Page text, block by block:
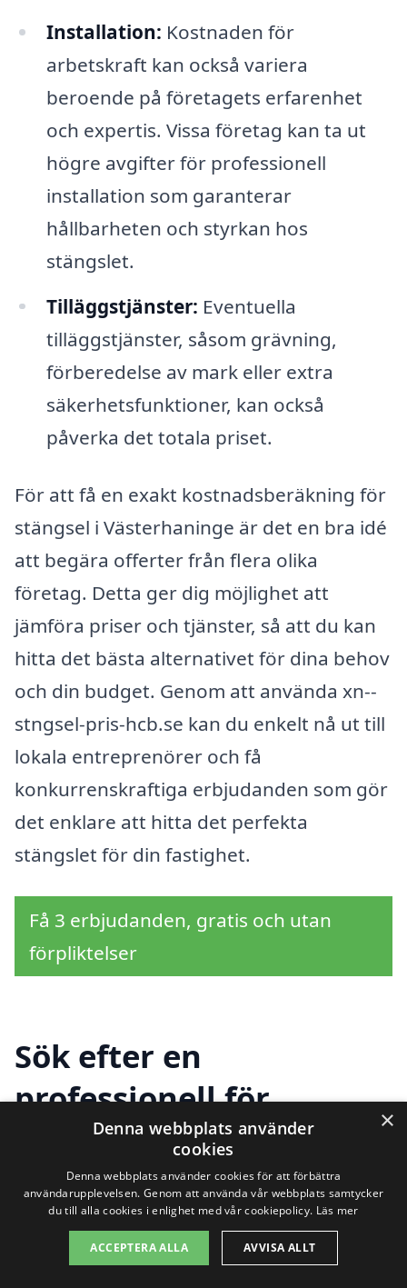
Installation: Kostnaden för
arbetskraft kan också variera
beroende på företagets erfarenhet
och expertis. Vissa företag kan ta ut
högre avgifter för professionell
installation som garanterar
hållbarheten och styrkan hos
stängslet.
Tilläggstjänster: Eventuella
tilläggstjänster, såsom grävning,
förberedelse av mark eller extra
säkerhetsfunktioner, kan också
påverka det totala priset.
För att få en exakt kostnadsberäkning för
stängsel i Västerhaninge är det en bra idé
att begära offerter från flera olika
företag. Detta ger dig möjlighet att
jämföra priser och tjänster, så att du kan
hitta det bästa alternativet för dina behov
och din budget. Genom att använda xn--
stngsel-pris-hcb.se kan du enkelt nå ut till
lokala entreprenörer och få
konkurrenskraftiga erbjudanden som gör
det enklare att hitta det perfekta
stängslet för din fastighet.
Få 3 erbjudanden, gratis och utan
förpliktelser
Sök efter en
professionell för
stängsel i andra städer
nära Västerhaninge
Att hitta rätt företag för stängsel i
×
Denna webbplats använder
cookies
Denna webbplats använder cookies för att förbättra
användarupplevelsen. Genom att använda vår webbplats samtycker
du till alla cookies i enlighet med vår cookiepolicy. Läs mer
ACCEPTERA ALLA AVVISA ALLT